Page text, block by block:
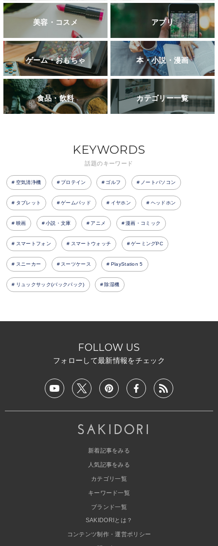
美容・コスメ アプリ
ゲーム・おもちゃ 本・小説・漫画
食品・飲料 カテゴリー一覧
KEYWORDS
話題のキーワード
空気清浄機 プロテイン ゴルフ ノートパソコン
タブレット ゲームパッド イヤホン ヘッドホン
映画 小説・文庫 アニメ 漫画・コミック
スマートフォン スマートウォッチ ゲーミングPC
スニーカー スーツケース PlayStation 5
リュックサック(バックパック) 除湿機
FOLLOW US
フォローして最新情報をチェック
新着記事をみる
人気記事をみる
カテゴリ一覧
キーワード一覧
ブランド一覧
SAKIDORIとは？
コンテンツ制作・運営ポリシー